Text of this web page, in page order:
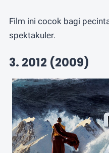
Film ini cocok bagi
spektakuler.
3. 2012 (2009)